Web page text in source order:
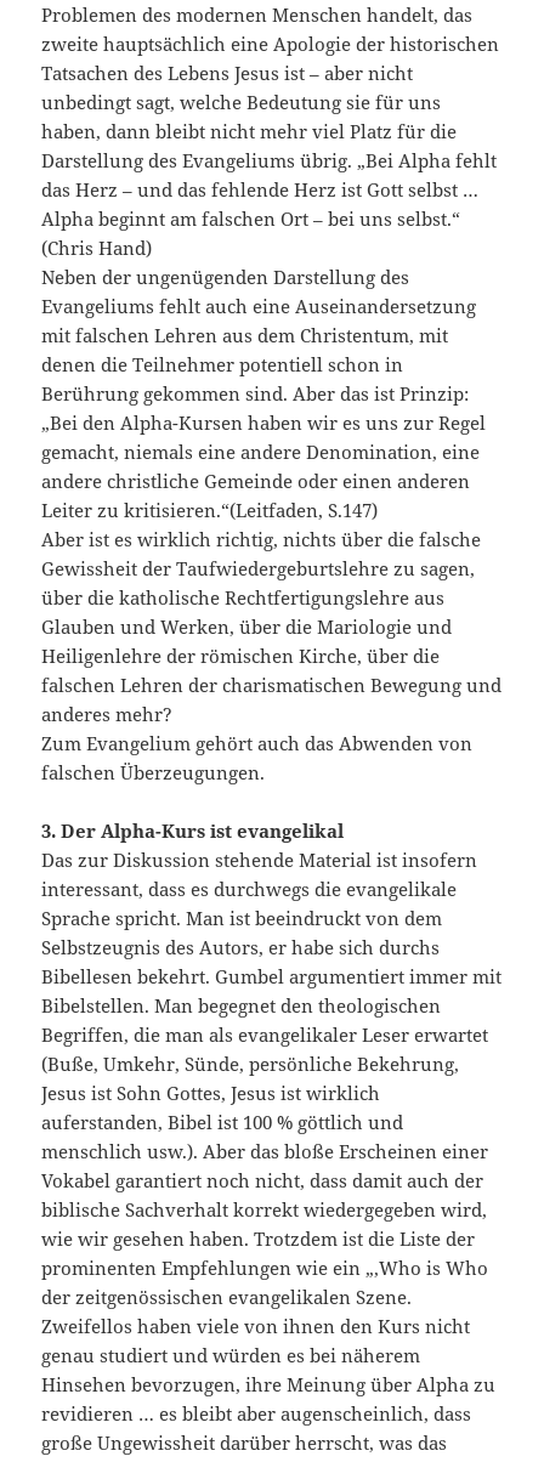
Problemen des modernen Menschen handelt, das
zweite hauptsächlich eine Apologie der historischen
Tatsachen des Lebens Jesus ist – aber nicht
unbedingt sagt, welche Bedeutung sie für uns
haben, dann bleibt nicht mehr viel Platz für die
Darstellung des Evangeliums übrig. „Bei Alpha fehlt
das Herz – und das fehlende Herz ist Gott selbst …
Alpha beginnt am falschen Ort – bei uns selbst.“
(Chris Hand)
Neben der ungenügenden Darstellung des
Evangeliums fehlt auch eine Auseinandersetzung
mit falschen Lehren aus dem Christentum, mit
denen die Teilnehmer potentiell schon in
Berührung gekommen sind. Aber das ist Prinzip:
„Bei den Alpha-Kursen haben wir es uns zur Regel
gemacht, niemals eine andere Denomination, eine
andere christliche Gemeinde oder einen anderen
Leiter zu kritisieren.“(Leitfaden, S.147)
Aber ist es wirklich richtig, nichts über die falsche
Gewissheit der Taufwiedergeburtslehre zu sagen,
über die katholische Rechtfertigungslehre aus
Glauben und Werken, über die Mariologie und
Heiligenlehre der römischen Kirche, über die
falschen Lehren der charismatischen Bewegung und
anderes mehr?
Zum Evangelium gehört auch das Abwenden von
falschen Überzeugungen.
3. Der Alpha-Kurs ist evangelikal
Das zur Diskussion stehende Material ist insofern
interessant, dass es durchwegs die evangelikale
Sprache spricht. Man ist beeindruckt von dem
Selbstzeugnis des Autors, er habe sich durchs
Bibellesen bekehrt. Gumbel argumentiert immer mit
Bibelstellen. Man begegnet den theologischen
Begriffen, die man als evangelikaler Leser erwartet
(Buße, Umkehr, Sünde, persönliche Bekehrung,
Jesus ist Sohn Gottes, Jesus ist wirklich
auferstanden, Bibel ist 100 % göttlich und
menschlich usw.). Aber das bloße Erscheinen einer
Vokabel garantiert noch nicht, dass damit auch der
biblische Sachverhalt korrekt wiedergegeben wird,
wie wir gesehen haben. Trotzdem ist die Liste der
prominenten Empfehlungen wie ein „‚Who is Who
der zeitgenössischen evangelikalen Szene.
Zweifellos haben viele von ihnen den Kurs nicht
genau studiert und würden es bei näherem
Hinsehen bevorzugen, ihre Meinung über Alpha zu
revidieren … es bleibt aber augenscheinlich, dass
große Ungewissheit darüber herrscht, was das